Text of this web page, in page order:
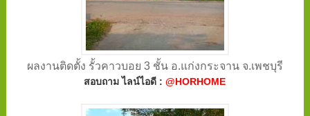
ผลงานติดตั้ง รั้วคาวบอย 3 ชั้น อ.แก่งกระจาน จ.เพชบุรี
สอบถาม ไลน์ไอดี :@HORHOME